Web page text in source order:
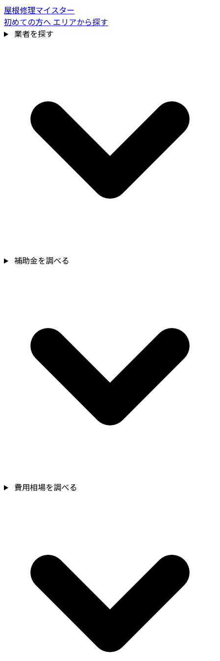
屋根修理マイスター
初めての方へ エリアから探す
業者を探す
補助金を調べる
費用相場を調べる